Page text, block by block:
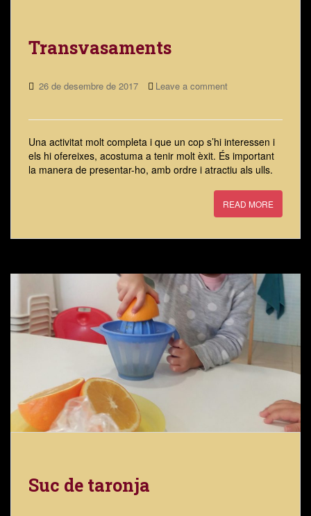
Transvasaments
26 de desembre de 2017 Leave a comment
Una activitat molt completa i que un cop s’hi interessen i
els hi ofereixes, acostuma a tenir molt èxit. És important
la manera de presentar-ho, amb ordre i atractiu als ulls.
READ MORE
Suc de taronja